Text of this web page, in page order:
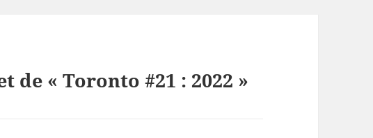
de « Toronto #21 : 2022 »